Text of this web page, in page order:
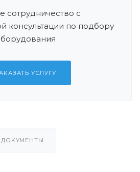
сотрудничество с
консультации по подбору
УСЛУГУ
ДОКУМЕНТЫ